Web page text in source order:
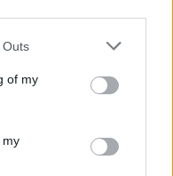
one or more Google
You may click to
its third-party tags to
in below Google
Outs
of my
my